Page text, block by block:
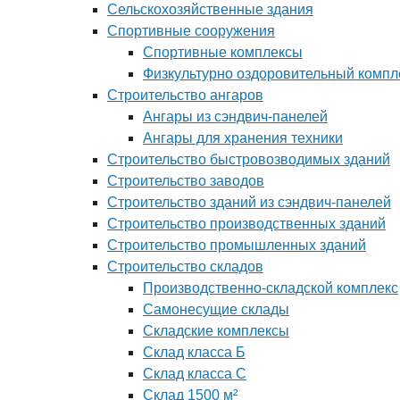
Сельскохозяйственные здания
Спортивные сооружения
Спортивные комплексы
Физкультурно оздоровительный
Строительство ангаров
Ангары из сэндвич-панелей
Ангары для хранения техники
Строительство быстровозводимых зданий
Строительство заводов
Строительство зданий из сэндвич-панелей
Строительство производственных зданий
Строительство промышленных зданий
Строительство складов
Производственно-складской комплекс
Самонесущие склады
Складские комплексы
Склад класса Б
Склад класса С
Склад 1500 м²